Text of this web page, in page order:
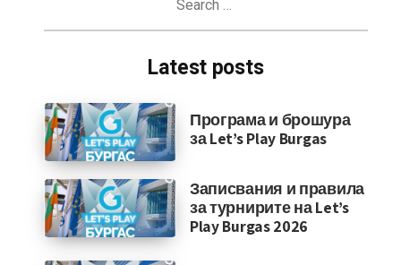
Latest posts
Програма и брошура
за Let’s Play Burgas
Записвания и правила
за турнирите на Let’s
Play Burgas 2026